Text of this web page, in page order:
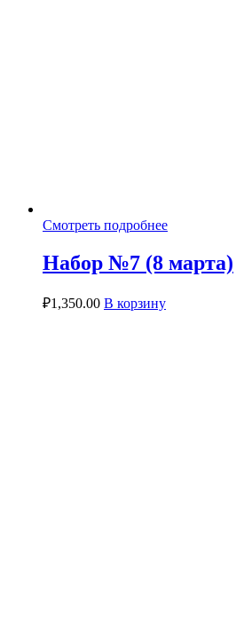
Смотреть подробнее
Набор №7 (8 марта)
₽1,350.00 В корзину